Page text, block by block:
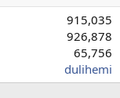
915,035
926,878
65,756
dulihemi